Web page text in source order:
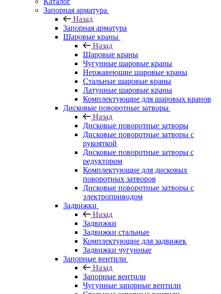
Запорная арматура
Назад
Запорная арматура
Шаровые краны
Назад
Шаровые краны
Чугунные шаровые краны
Нержавеющие шаровые краны
Стальные шаровые краны
Латунные шаровые краны
Комплектующие для шаровых кранов
Дисковые поворотные затворы
Назад
Дисковые поворотные затворы
Дисковые поворотные затворы с
рукояткой
Дисковые поворотные затворы с
редуктором
Комплектующие для дисковых
поворотных затворов
Дисковые поворотные затворы с
электроприводом
Задвижки
Назад
Задвижки
Задвижки стальные
Комплектующие для задвижек
Задвижки чугунные
Запорные вентили
Назад
Запорные вентили
Чугунные запорные вентили